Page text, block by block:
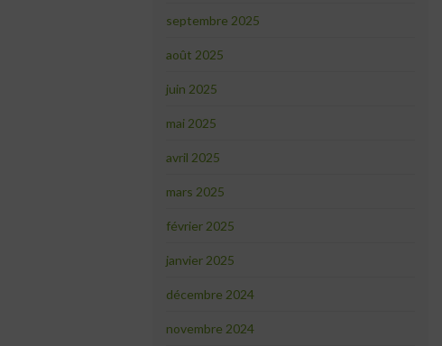
septembre 2025
août 2025
juin 2025
mai 2025
avril 2025
mars 2025
février 2025
janvier 2025
décembre 2024
novembre 2024